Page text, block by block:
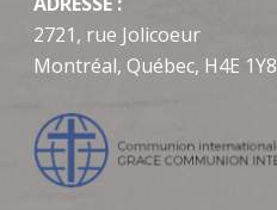
2721, rue Jolicoeur
Montréal, Québec, H4E 1Y8